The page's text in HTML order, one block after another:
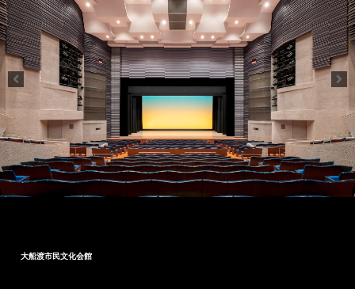
大船渡市民文化会館